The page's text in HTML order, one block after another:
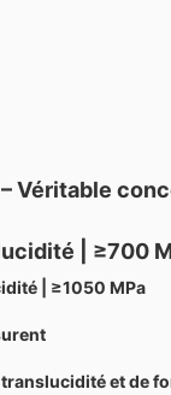
Véritable
| ≥700
| ≥1050 MPa
et de